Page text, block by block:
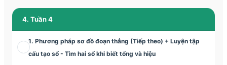
4. Tuần 4
1. Phương pháp sơ đồ đoạn thẳng (Tiếp theo) + Luyện tập
cấu tạo số - Tìm hai số khi biết tổng và hiệu